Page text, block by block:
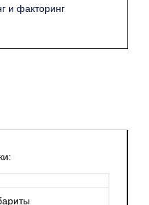
самых различных
бетоносмесителя
где традиционные
легко
участками
тем самым
и факторинг